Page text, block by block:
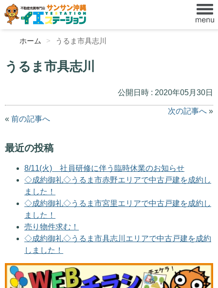
ホーム うるま市具志川
うるま市具志川
公開日時 : 2020年05月30日
« 前の記事へ
次の記事へ »
最近の投稿
8/11(火) 社員研修に伴う臨時休業のお知らせ
◇成約御礼◇うるま市赤野エリアで中古戸建を成約し
ました！
◇成約御礼◇うるま市宮里エリアで中古戸建を成約し
ました！
売り物件求む！
◇成約御礼◇うるま市具志川エリアで中古戸建を成約
しました！